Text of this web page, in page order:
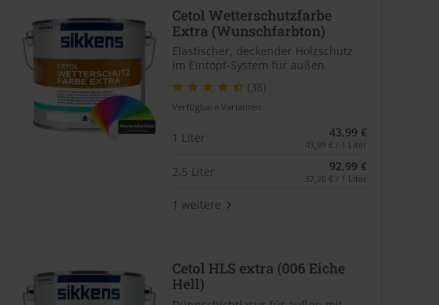
Cetol Wetterschutzfarbe
Extra (Wunschfarbton)
Elastischer, deckender Holzschutz
im Eintopf-System für außen.
(38)
Verfügbare Varianten
1 Liter 43,99 €
43,99 € / 1 Liter
2,5 Liter 92,99 €
37,20 € / 1 Liter
1 weitere
Cetol HLS extra (006 Eiche
Hell)